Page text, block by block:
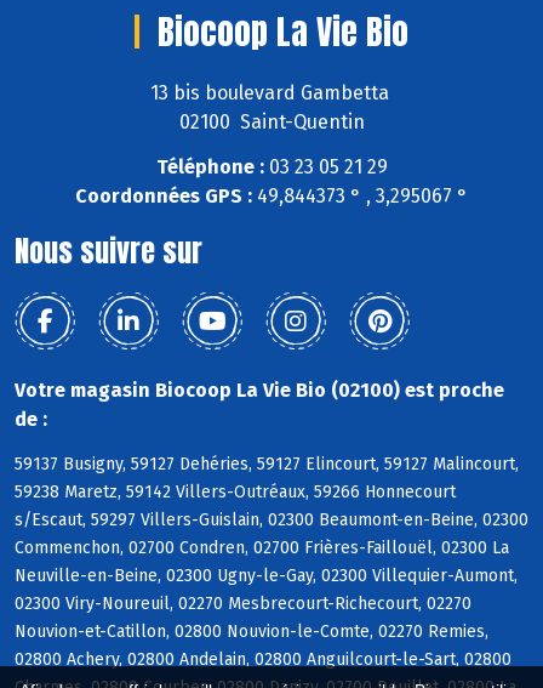
Biocoop La Vie Bio
13 bis boulevard Gambetta
02100 Saint-Quentin
Téléphone :03 23 05 21 29
Coordonnées GPS : 49,844373 ° , 3,295067 °
Nous suivre sur
Votre magasin Biocoop La Vie Bio (02100) est proche
de :
59137 Busigny, 59127 Dehéries, 59127 Elincourt, 59127 Malincourt,
59238 Maretz, 59142 Villers-Outréaux, 59266 Honnecourt
s/Escaut, 59297 Villers-Guislain, 02300 Beaumont-en-Beine, 02300
Commenchon, 02700 Condren, 02700 Frières-Faillouël, 02300 La
Neuville-en-Beine, 02300 Ugny-le-Gay, 02300 Villequier-Aumont,
02300 Viry-Noureuil, 02270 Mesbrecourt-Richecourt, 02270
Nouvion-et-Catillon, 02800 Nouvion-le-Comte, 02270 Remies,
02800 Achery, 02800 Andelain, 02800 Anguilcourt-le-Sart, 02800